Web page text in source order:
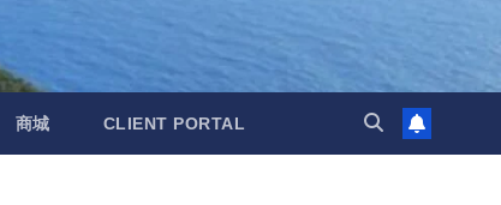
商城 CLIENT PORTAL